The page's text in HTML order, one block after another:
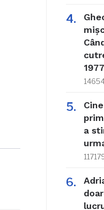
1977
a